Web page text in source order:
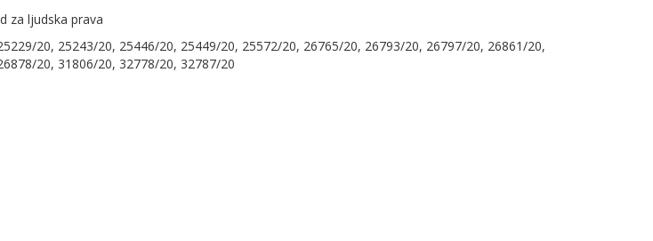
za ljudska prava
20, 25243/20, 25446/20, 25449/20, 25572/20, 26765/20, 26793/20, 26797/20, 26861/20,
20, 31806/20, 32778/20, 32787/20